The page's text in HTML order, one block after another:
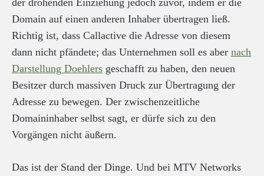
der drohenden Einziehung jedoch zuvor, indem er die
Domain auf einen anderen Inhaber übertragen ließ.
Richtig ist, dass Callactive die Adresse von diesem
dann nicht pfändete; das Unternehmen soll es aber nach
Darstellung Doehlers geschafft zu haben, den neuen
Besitzer durch massiven Druck zur Übertragung der
Adresse zu bewegen. Der zwischenzeitliche
Domaininhaber selbst sagt, er dürfe sich zu den
Vorgängen nicht äußern.
Das ist der Stand der Dinge. Und bei MTV Networks